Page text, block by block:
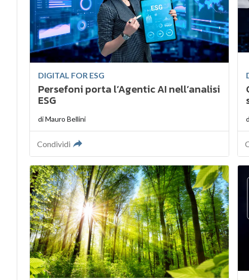
DIGITAL FOR ESG
Persefoni porta l’Agentic AI nell’analisi
ESG
diMauro Bellini
Condividi